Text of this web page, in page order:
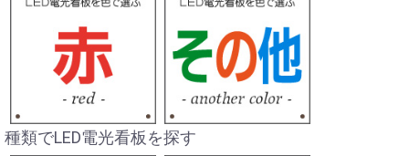
種類でLED電光看板を探す